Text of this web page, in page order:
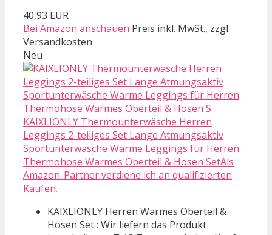
40,93 EUR
Bei Amazon anschauen Preis inkl. MwSt., zzgl.
Versandkosten
Neu
KAIXLIONLY Thermounterwäsche Herren
Leggings 2-teiliges Set Lange Atmungsaktiv
Sportunterwäsche Warme Leggings für Herren
Thermohose Warmes Oberteil & Hosen SetAls
Amazon-Partner verdiene ich an qualifizierten
Käufen.
KAIXLIONLY Herren Warmes Oberteil &
Hosen Set : Wir liefern das Produkt